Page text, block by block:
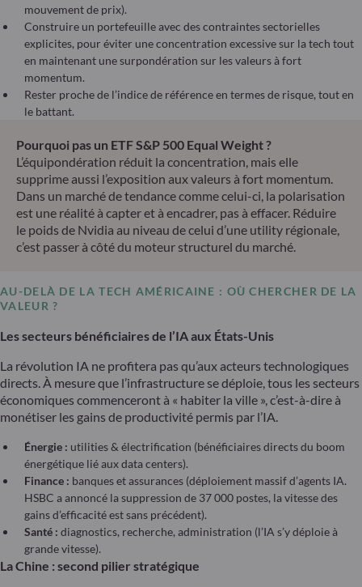
mouvement de prix).
Construire un portefeuille avec des contraintes sectorielles
explicites, pour éviter une concentration excessive sur la tech tout
en maintenant une surpondération sur les valeurs à fort
momentum.
Rester proche de l’indice de référence en termes de risque, tout en
le battant.
Pourquoi pas un ETF S&P 500 Equal Weight ?
L’équipondération réduit la concentration, mais elle
supprime aussi l’exposition aux valeurs à fort momentum.
Dans un marché de tendance comme celui-ci, la polarisation
est une réalité à capter et à encadrer, pas à effacer. Réduire
le poids de Nvidia au niveau de celui d’une utility régionale,
c’est passer à côté du moteur structurel du marché.
AU-DELÀ DE LA TECH AMÉRICAINE : OÙ CHERCHER DE LA
VALEUR ?
Les secteurs bénéficiaires de l’IA aux États-Unis
La révolution IA ne profitera pas qu’aux acteurs technologiques
directs. À mesure que l’infrastructure se déploie, tous les secteurs
économiques commenceront à « habiter la ville », c’est-à-dire à
monétiser les gains de productivité permis par l’IA.
Énergie : utilities & électrification (bénéficiaires directs du boom
énergétique lié aux data centers).
Finance : banques et assurances (déploiement massif d’agents IA.
HSBC a annoncé la suppression de 37 000 postes, la vitesse des
gains d’efficacité est sans précédent).
Santé : diagnostics, recherche, administration (l’IA s’y déploie à
grande vitesse).
La Chine : second pilier stratégique